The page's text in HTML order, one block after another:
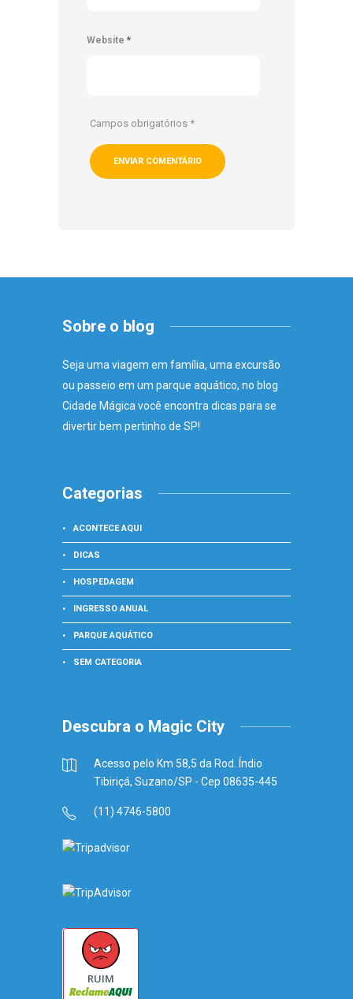
Website *
Campos obrigatórios *
Sobre o blog
Seja uma viagem em família, uma excursão
ou passeio em um parque aquático, no blog
Cidade Mágica você encontra dicas para se
divertir bem pertinho de SP!
Categorias
ACONTECE AQUI
DICAS
HOSPEDAGEM
INGRESSO ANUAL
PARQUE AQUÁTICO
SEM CATEGORIA
Descubra o Magic City
Acesso pelo Km 58,5 da Rod. Índio
Tibiriçá, Suzano/SP - Cep 08635-445
(11) 4746-5800
RUIM